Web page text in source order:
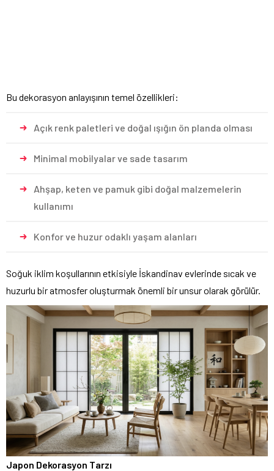
Bu dekorasyon anlayışının temel özellikleri:
Açık renk paletleri ve doğal ışığın ön planda olması
Minimal mobilyalar ve sade tasarım
Ahşap, keten ve pamuk gibi doğal malzemelerin
kullanımı
Konfor ve huzur odaklı yaşam alanları
Soğuk iklim koşullarının etkisiyle İskandinav evlerinde sıcak ve
huzurlu bir atmosfer oluşturmak önemli bir unsur olarak görülür.
Japon Dekorasyon Tarzı